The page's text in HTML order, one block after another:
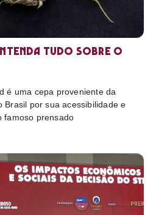
tudo sobre o
é uma cepa proveniente da
Brasil por sua acessibilidade e
famoso prensado